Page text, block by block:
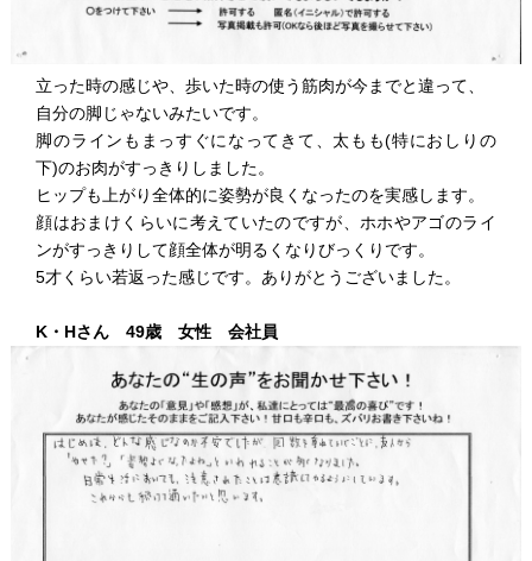
立った時の感じや、歩いた時の使う筋肉が今までと違って、
自分の脚じゃないみたいです。
脚のラインもまっすぐになってきて、太もも(特におしりの
下)のお肉がすっきりしました。
ヒップも上がり全体的に姿勢が良くなったのを実感します。
顔はおまけくらいに考えていたのですが、ホホやアゴのライ
ンがすっきりして顔全体が明るくなりびっくりです。
5才くらい若返った感じです。ありがとうございました。
K・Hさん 49歳 女性 会社員